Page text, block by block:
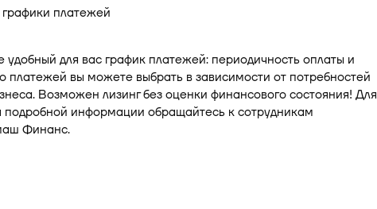
платежей
удобный для вас график платежей: периодичность оплаты и
платежей вы можете выбрать в зависимости от потребностей
Возможен лизинг без оценки финансового состояния! Для
подробной информации обращайтесь к сотрудникам
Финанс.